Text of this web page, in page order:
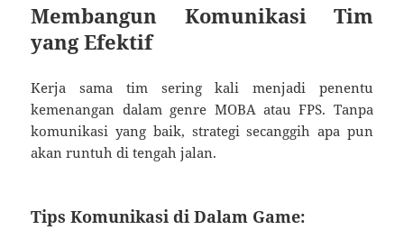
Membangun Komunikasi Tim
yang Efektif
Kerja sama tim sering kali menjadi penentu
kemenangan dalam genre MOBA atau FPS. Tanpa
komunikasi yang baik, strategi secanggih apa pun
akan runtuh di tengah jalan.
Tips Komunikasi di Dalam Game: